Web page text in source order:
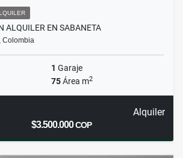
ALQUILER EN SABANETA
Colombia
1 Garaje
75Área m2
Alquiler
$3.500.000COP